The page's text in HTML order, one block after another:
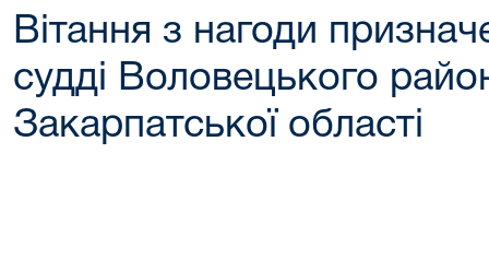
Вітання з нагоди
судді Воловецького
Закарпатської області